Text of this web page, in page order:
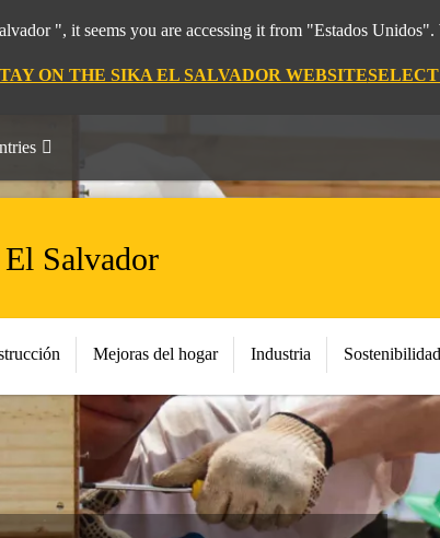
", it seems you are accessing it from "Estados
ON THE SIKA EL SALVADOR WEBSITE
Salvador
Mejoras del hogar Industria Sostenibilidad